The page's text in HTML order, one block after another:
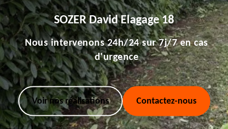
SOZER David Elagage 18
Nous intervenons 24h/24 sur 7j/7 en cas
d'urgence
Voir nos réalisations Contactez-nous